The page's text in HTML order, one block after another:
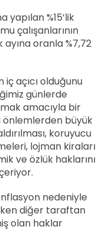
%15’lik
çalışanlarının
ayına oranla %7,72
açıcı olduğunu
günlerde
amacıyla bir
önlemlerden büyük
koruyucu
lojman kiraları
ve özlük haklarını
nedeniyle
diğer taraftan
olan haklar